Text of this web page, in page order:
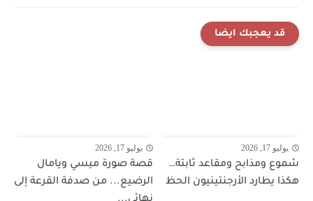
قد يعجبك ايضا
يوليو 17, 2026
شموع ومذابح ومقاعد ثابتة…
هكذا يطارد الأرجنتينيون الحظ
يوليو 17, 2026
قصة صورة ميسي ويامال
الرضيع... من صدفة القرعة إلى